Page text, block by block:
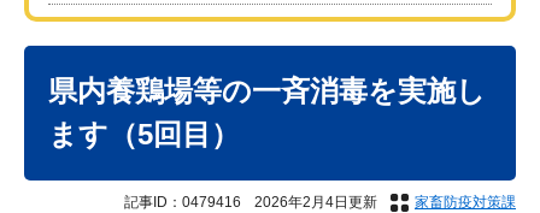
県内養鶏場等の一斉消毒を実施し
ます（5回目）
記事ID：0479416 2026年2月4日更新 家畜防疫対策課